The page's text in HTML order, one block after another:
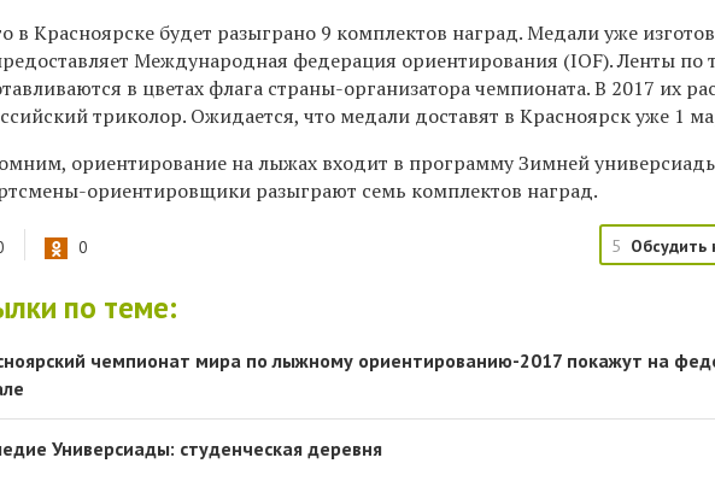
в Красноярске будет разыграно 9 комплектов наград. Медали уже
Международная федерация ориентирования (IOF). Ленты по
в цветах флага страны-организатора чемпионата. В 2017 их
триколор. Ожидается, что медали доставят в Красноярск уже 1
ориентирование на лыжах входит в программу Зимней
ориентировщики разыграют семь комплектов наград.
0 5 Обсудить
по теме:
чемпионат мира по лыжному ориентированию-2017 покажут на
Универсиады: студенческая деревня